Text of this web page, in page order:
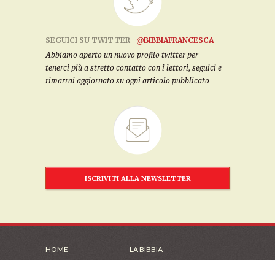
SEGUICI SU TWITTER
@BIBBIAFRANCESCA
Abbiamo aperto un nuovo profilo twitter per
tenerci più a stretto contatto con i lettori, seguici e
rimarrai aggiornato su ogni articolo pubblicato
ISCRIVITI ALLA NEWSLETTER
HOME LA BIBBIA